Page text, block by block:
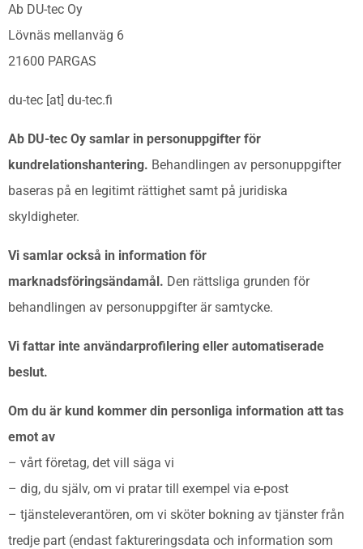
Ab DU-tec Oy
Lövnäs mellanväg 6
21600 PARGAS
du-tec [at] du-tec.fi
Ab DU-tec Oy samlar in personuppgifter för
kundrelationshantering. Behandlingen av personuppgifter
baseras på en legitimt rättighet samt på juridiska
skyldigheter.
Vi samlar också in information för
marknadsföringsändamål. Den rättsliga grunden för
behandlingen av personuppgifter är samtycke.
Vi fattar inte användarprofilering eller automatiserade
beslut.
Om du är kund kommer din personliga information att tas
emot av
– vårt företag, det vill säga vi
– dig, du själv, om vi pratar till exempel via e-post
– tjänsteleverantören, om vi sköter bokning av tjänster från
tredje part (endast faktureringsdata och information som